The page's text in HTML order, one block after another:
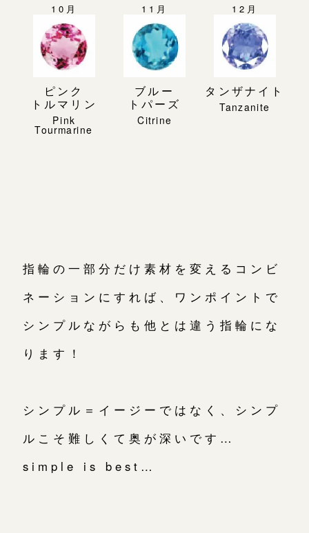
10月
ピンク
トルマリン
11月
ブルー
トパーズ
12月
タンザナイト
指輪の一部分だけ素材を変えるコンビ
ネーションにすれば、ワンポイントで
シンプルながらも他とは違う指輪にな
ります！
シンプル＝イージーではなく、シンプ
ルこそ難しくて奥が深いです…
simple is best…